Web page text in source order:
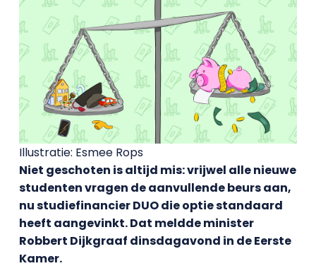
Illustratie: Esmee Rops
Niet geschoten is altijd mis: vrijwel alle nieuwe
studenten vragen de aanvullende beurs aan,
nu studiefinancier DUO die optie standaard
heeft aangevinkt. Dat meldde minister
Robbert Dijkgraaf dinsdagavond in de Eerste
Kamer.